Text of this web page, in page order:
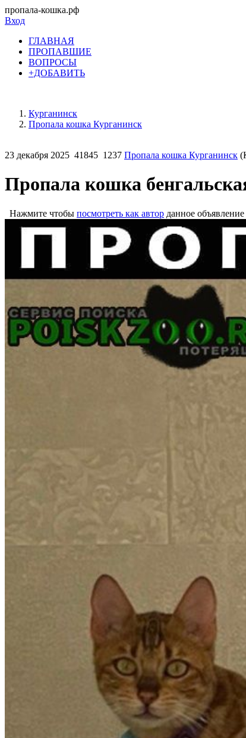
пропала-кошка.рф
Вход
ГЛАВНАЯ
ПРОПАВШИЕ
ВОПРОСЫ
+ДОБАВИТЬ
Курганинск
Пропала кошка Курганинск
23 декабря 2025 41845 1237 Пропала кошка Курганинск
Пропала кошка
Нажмите чтобы посмотреть как автор данное объявление